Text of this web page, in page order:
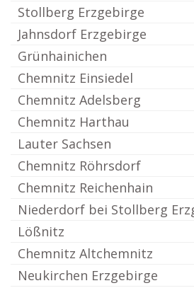
Stollberg Erzgebirge
Jahnsdorf Erzgebirge
Grünhainichen
Chemnitz Einsiedel
Chemnitz Adelsberg
Chemnitz Harthau
Lauter Sachsen
Chemnitz Röhrsdorf
Chemnitz Reichenhain
Niederdorf bei Stollberg
Lößnitz
Chemnitz Altchemnitz
Neukirchen Erzgebirge